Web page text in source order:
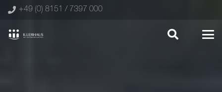
+49 (0) 8151 / 7397 000